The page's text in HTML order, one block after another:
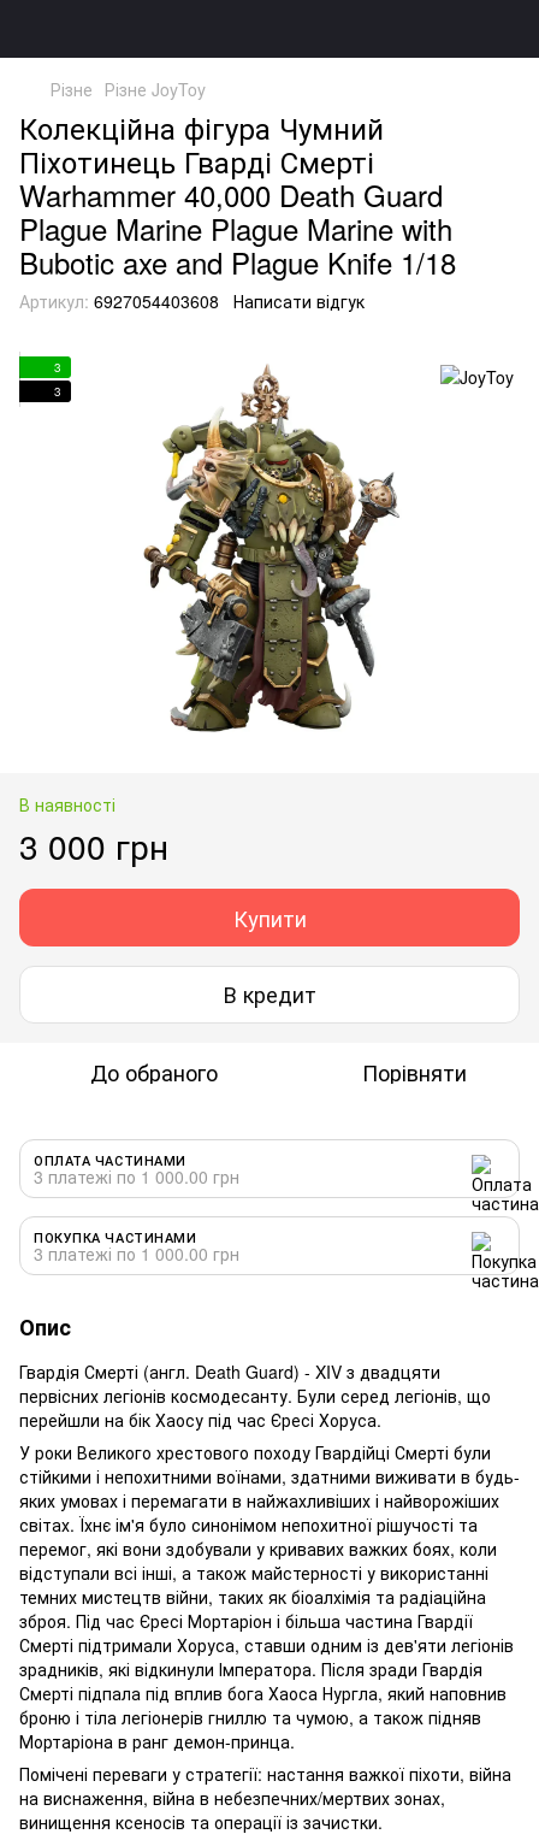
Різне Різне JoyToy
Колекційна фігура Чумний
Піхотинець Гварді Смерті
Warhammer 40,000 Death Guard
Plague Marine Plague Marine with
Bubotic axe and Plague Knife 1/18
Артикул: 6927054403608 Написати відгук
3
3
В наявності
3 000 грн
Купити
В кредит
До обраного Порівняти
ОПЛАТА ЧАСТИНАМИ
3 платежі по 1 000.00 грн
ПОКУПКА ЧАСТИНАМИ
3 платежі по 1 000.00 грн
Опис
Гвардія Смерті (англ. Death Guard) - XIV з двадцяти
первісних легіонів космодесанту. Були серед легіонів, що
перейшли на бік Хаосу під час Єресі Хоруса.
У роки Великого хрестового походу Гвардійці Смерті були
стійкими і непохитними воїнами, здатними виживати в будь-
яких умовах і перемагати в найжахливіших і найворожіших
світах. Їхнє ім'я було синонімом непохитної рішучості та
перемог, які вони здобували у кривавих важких боях, коли
відступали всі інші, а також майстерності у використанні
темних мистецтв війни, таких як біоалхімія та радіаційна
зброя. Під час Єресі Мортаріон і більша частина Гвардії
Смерті підтримали Хоруса, ставши одним із дев'яти легіонів
зрадників, які відкинули Імператора. Після зради Гвардія
Смерті підпала під вплив бога Хаоса Нургла, який наповнив
броню і тіла легіонерів гниллю та чумою, а також підняв
Мортаріона в ранг демон-принца.
Помічені переваги у стратегії: настання важкої піхоти, війна
на виснаження, війна в небезпечних/мертвих зонах,
винищення ксеносів та операції із зачистки.